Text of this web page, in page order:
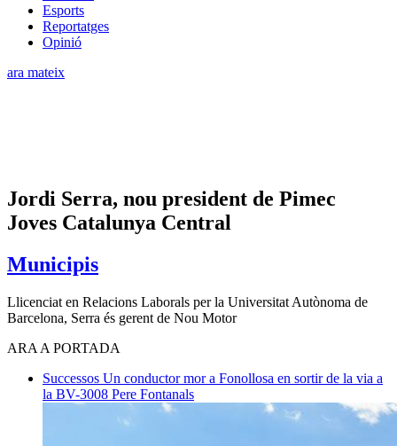
Esports
Reportatges
Opinió
ara mateix
Jordi Serra, nou president de Pimec
Joves Catalunya Central
Municipis
Llicenciat en Relacions Laborals per la Universitat Autònoma de
Barcelona, Serra és gerent de Nou Motor
ARA A PORTADA
Successos Un conductor mor a Fonollosa en sortir de la via a
la BV-3008 Pere Fontanals